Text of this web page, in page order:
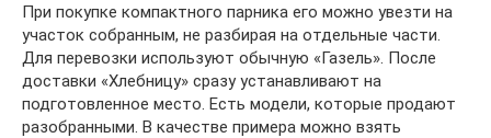
При покупке компактного парника его можно увезти на
участок собранным, не разбирая на отдельные части.
Для перевозки используют обычную «Газель». После
доставки «Хлебницу» сразу устанавливают на
подготовленное место. Есть модели, которые продают
разобранными. В качестве примера можно взять